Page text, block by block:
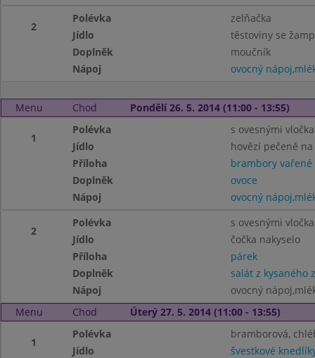
2
Polévka
zelňačka
Jídlo
těstoviny se
Doplněk
moučník
Nápoj
ovocný
Menu Chod Pondělí 26. 5. 2014 (11:00 - 13:55)
1
Polévka
s ovesnými
Jídlo
hovězí pečeně
Příloha
brambory vařené
Doplněk
ovoce
Nápoj
ovocný
2
Polévka
s ovesnými
Jídlo
čočka nakyselo
Příloha
párek
Doplněk
salát z kysaného
Nápoj
ovocný
Menu
Chod Úterý 27. 5. 2014 (11:00 - 13:55)
1
Polévka
bramborová,
Jídlo
švestkové